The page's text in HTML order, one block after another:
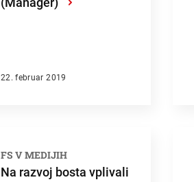
22. februar 2019
FS V MEDIJIH
Na razvoj bosta vplivali